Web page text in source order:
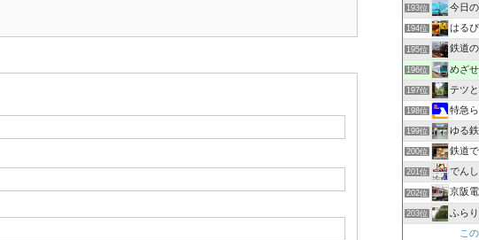
193位 今日
194位 はる
195位 鉄道
196位 めざ
197位 テツ
198位 特急
199位 ゆる
200位 鉄道
201位 でん
202位 京阪
203位
ふら
こ